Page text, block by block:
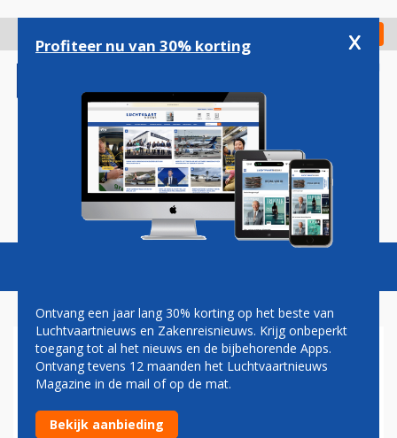
gaan
Check in
Magazine Podcasts Vacatures
ALASKA AIRLINES MAAKT
EERSTE EUROPESE
BESTEMMING BEKEND
Profiteer nu van 30% korting x
Ontvang een jaar lang 30% korting op het beste van
Luchtvaartnieuws en Zakenreisnieuws. Krijg onbeperkt
toegang tot al het nieuws en de bijbehorende Apps.
Ontvang tevens 12 maanden het Luchtvaartnieuws
Magazine in de mail of op de mat.
Bekijk aanbieding